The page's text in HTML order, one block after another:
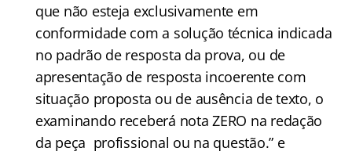
que não esteja exclusivamente em
conformidade com a solução técnica indicada
no padrão de resposta da prova, ou de
apresentação de resposta incoerente com
situação proposta ou de ausência de texto, o
examinando receberá nota ZERO na redação
da peça profissional ou na questão.” e